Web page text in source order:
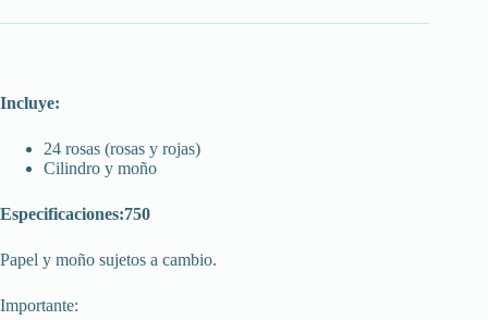
Incluye:
24 rosas (rosas y rojas)
Cilindro y moño
Especificaciones:750
Papel y moño sujetos a cambio.
Importante: